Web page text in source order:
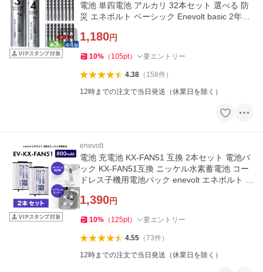
電池 単四電池 アルカリ 32本セット 選べる 防
災 エネボルト ベーシック Enevolt basic 2年保
1,180円
10% （ 105pt） 要エントリー
4.38（ 158件）
12時までの注文で当日発送（休業日を除く）
enevolt
電池 充電池 KX-FAN51 互換 2本セット 電池パ
ック KX-FAN51互換 ニッケル水素蓄電池 コー
ドレス子機用電池パック enevolt エネボルト 爆
1,390円
10% （ 125pt） 要エントリー
4.55（73件）
12時までの注文で当日発送（休業日を除く）